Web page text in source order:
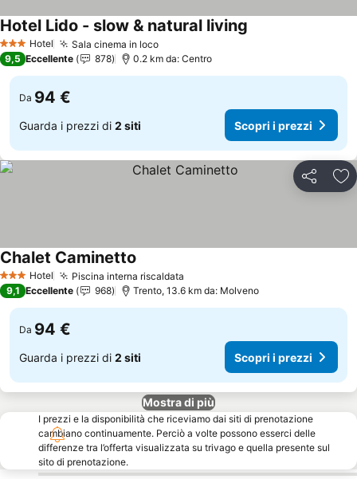
3 StelleHotel Sala cinema in locoScopri i prezzi
Hotel Lido - slow & natural living
9,5 Eccellente 878 0.2 km da: Centro
Da 94 €
Guarda i prezzi di 2 siti Scopri i prezzi
Condividi
3 StelleHotel Piscina interna riscaldata
Chalet Caminetto
9,1 Eccellente 968 Trento, 13.6 km da: Molveno
Da 94 €
Guarda i prezzi di 2 siti Scopri i prezzi
Mostra di più
I prezzi e la disponibilità che riceviamo dai siti di prenotazione
cambiano continuamente. Perciò a volte possono esserci delle
differenze tra l’offerta visualizzata su trivago e quella presente sul
sito di prenotazione.